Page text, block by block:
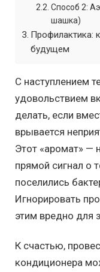
Способ 2:
шашка)
Профилактика:
будущем
С наступлением
удовольствием
делать, если
врывается
Этот «аромат» —
прямой сигнал о
поселились
Игнорировать
этим вредно для
К счастью,
кондиционера